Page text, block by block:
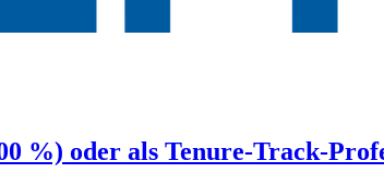
%) oder als Tenure-Track-